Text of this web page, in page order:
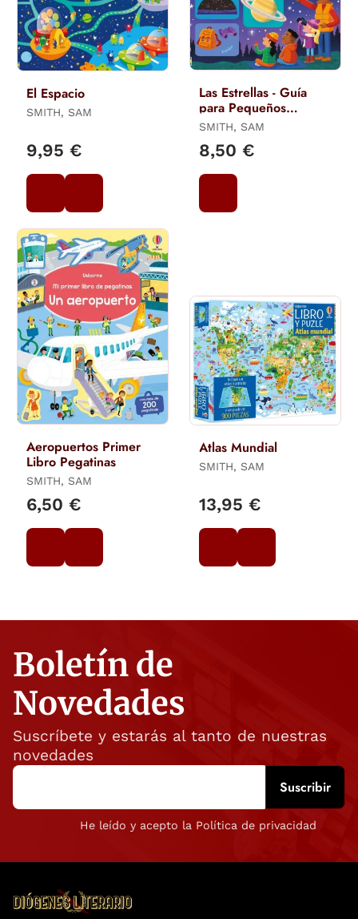
El Espacio
SMITH, SAM
9,95 €
Las Estrellas - Guía
para Pequeños
Astrónomos
SMITH, SAM
8,50 €
Aeropuertos Primer
Libro Pegatinas
SMITH, SAM
6,50 €
Atlas Mundial
SMITH, SAM
13,95 €
Boletín de
Novedades
Suscríbete y estarás al tanto de nuestras
novedades
He leído y acepto la Política de privacidad